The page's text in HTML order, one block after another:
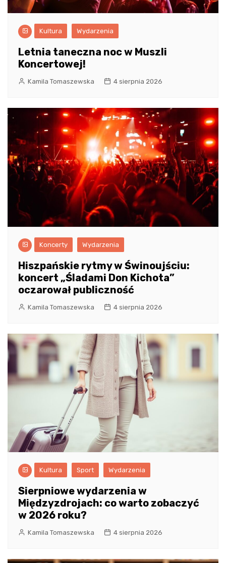
Kultura Wydarzenia
Letnia taneczna noc w Muszli
Koncertowej!
Kamila Tomaszewska 4 sierpnia 2026
Koncerty Wydarzenia
Hiszpańskie rytmy w Świnoujściu:
koncert „Śladami Don Kichota”
oczarował publiczność
Kamila Tomaszewska 4 sierpnia 2026
Kultura Sport Wydarzenia
Sierpniowe wydarzenia w
Międzyzdrojach: co warto zobaczyć
w 2026 roku?
Kamila Tomaszewska 4 sierpnia 2026